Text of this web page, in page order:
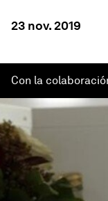
23 nov. 2019
Con la